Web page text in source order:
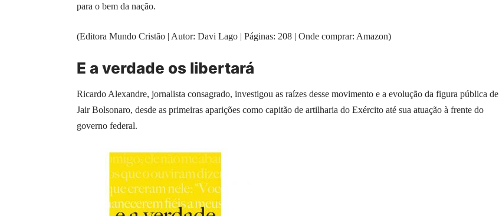
para o bem da nação.
(Editora Mundo Cristão | Autor: Davi Lago | Páginas: 208 | Onde comprar: Amazon)
E a verdade os libertará
Ricardo Alexandre, jornalista consagrado, investigou as raízes desse movimento e a evolução da figura pública de
Jair Bolsonaro, desde as primeiras aparições como capitão de artilharia do Exército até sua atuação à frente do
governo federal.